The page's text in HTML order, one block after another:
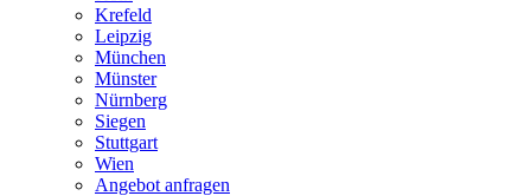
Krefeld
Leipzig
München
Münster
Nürnberg
Siegen
Stuttgart
Wien
Angebot anfragen